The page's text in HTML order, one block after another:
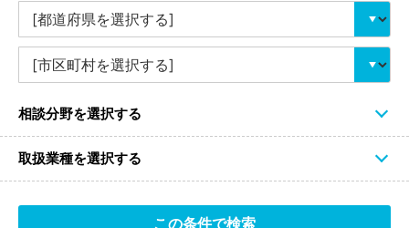
相談分野を選択する
取扱業種を選択する